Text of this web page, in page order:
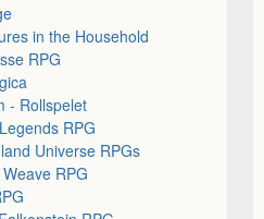
in the Household
RPG
- Rollspelet
RPG
Universe RPGs
RPG